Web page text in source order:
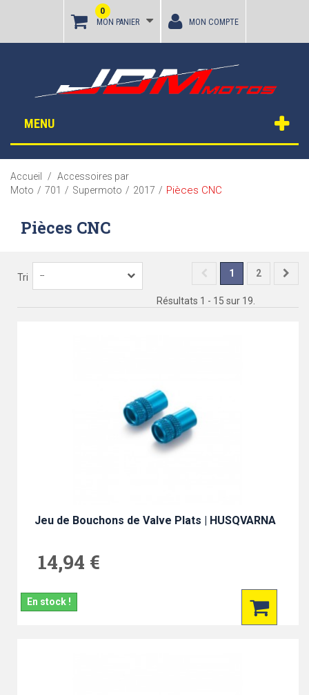
MON PANIER
0
MON COMPTE
MENU
Accueil / Accessoires par
Moto / 701 / Supermoto / 2017 / Pièces CNC
Pièces CNC
Tri -- 1 2
Résultats 1 - 15 sur 19.
Jeu de Bouchons de Valve Plats | HUSQVARNA
14,94 €
En stock !